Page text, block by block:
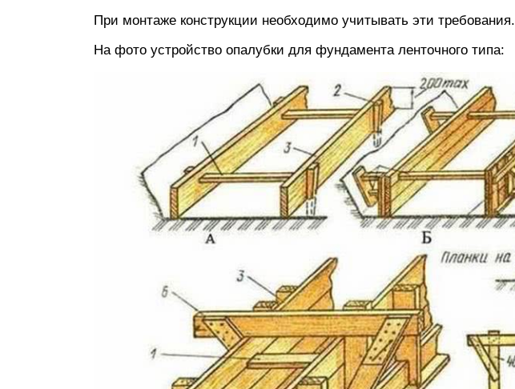
При монтаже конструкции необходимо учитывать эти требования.
На фото устройство опалубки для фундамента ленточного типа: